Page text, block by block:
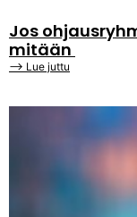
Jos
mitään
⟶ Lue juttu